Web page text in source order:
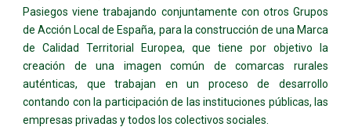
Pasiegos viene trabajando conjuntamente con otros Grupos
de Acción Local de España, para la construcción de una Marca
de Calidad Territorial Europea, que tiene por objetivo la
creación de una imagen común de comarcas rurales
auténticas, que trabajan en un proceso de desarrollo
contando con la participación de las instituciones públicas, las
empresas privadas y todos los colectivos sociales.